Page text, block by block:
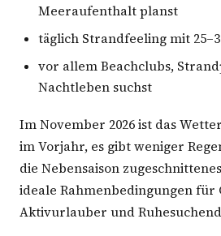
Meeraufenthalt planst
täglich Strandfeeling mit
vor allem Beachclubs,
Nachtleben suchst
Im November 2026 ist das
im Vorjahr, es gibt weniger
die Nebensaison
ideale Rahmenbedingungen für
Aktivurlauber und